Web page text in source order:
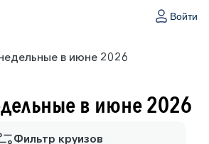
Войти
в июне 2026
в июне 2026
Фильтр круизов